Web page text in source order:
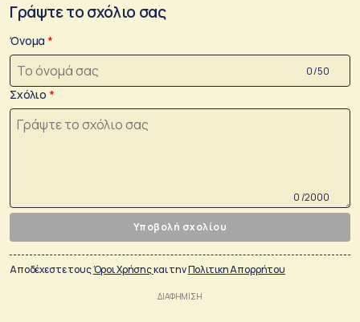
Γράψτε το σχόλιο σας
Όνομα
0 /50
Σχόλιο
0 /2000
Υποβολή σχολίου
Αποδέχεστε τουςΌροι Χρήσηςκαι τηνΠολιτικη Απορρήτου